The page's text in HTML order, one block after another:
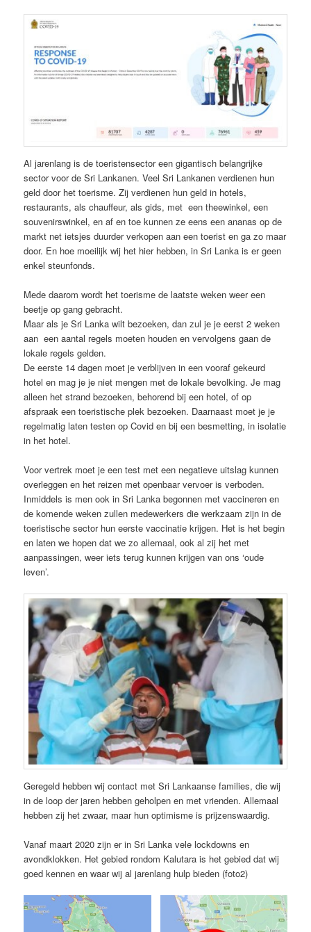
Al jarenlang is de toeristensector een gigantisch belangrijke
sector voor de Sri Lankanen. Veel Sri Lankanen verdienen hun
geld door het toerisme. Zij verdienen hun geld in hotels,
restaurants, als chauffeur, als gids, met een theewinkel, een
souvenirswinkel, en af en toe kunnen ze eens een ananas op de
markt net ietsjes duurder verkopen aan een toerist en ga zo maar
door. En hoe moeilijk wij het hier hebben, in Sri Lanka is er geen
enkel steunfonds.
Mede daarom wordt het toerisme de laatste weken weer een
beetje op gang gebracht.
Maar als je Sri Lanka wilt bezoeken, dan zul je je eerst 2 weken
aan een aantal regels moeten houden en vervolgens gaan de
lokale regels gelden.
De eerste 14 dagen moet je verblijven in een vooraf gekeurd
hotel en mag je je niet mengen met de lokale bevolking. Je mag
alleen het strand bezoeken, behorend bij een hotel, of op
afspraak een toeristische plek bezoeken. Daarnaast moet je je
regelmatig laten testen op Covid en bij een besmetting, in isolatie
in het hotel.
Voor vertrek moet je een test met een negatieve uitslag kunnen
overleggen en het reizen met openbaar vervoer is verboden.
Inmiddels is men ook in Sri Lanka begonnen met vaccineren en
de komende weken zullen medewerkers die werkzaam zijn in de
toeristische sector hun eerste vaccinatie krijgen. Het is het begin
en laten we hopen dat we zo allemaal, ook al zij het met
aanpassingen, weer iets terug kunnen krijgen van ons ‘oude
leven’.
Geregeld hebben wij contact met Sri Lankaanse families, die wij
in de loop der jaren hebben geholpen en met vrienden. Allemaal
hebben zij het zwaar, maar hun optimisme is prijzenswaardig.
Vanaf maart 2020 zijn er in Sri Lanka vele lockdowns en
avondklokken. Het gebied rondom Kalutara is het gebied dat wij
goed kennen en waar wij al jarenlang hulp bieden (foto2)